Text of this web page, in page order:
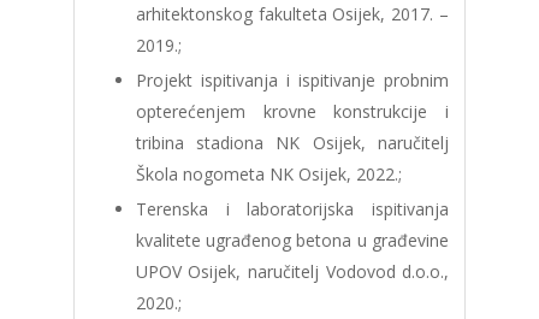
arhitektonskog fakulteta Osijek, 2017. –
2019.;
Projekt ispitivanja i ispitivanje probnim
opterećenjem krovne konstrukcije i
tribina stadiona NK Osijek, naručitelj
Škola nogometa NK Osijek, 2022.;
Terenska i laboratorijska ispitivanja
kvalitete ugrađenog betona u građevine
UPOV Osijek, naručitelj Vodovod d.o.o.,
2020.;